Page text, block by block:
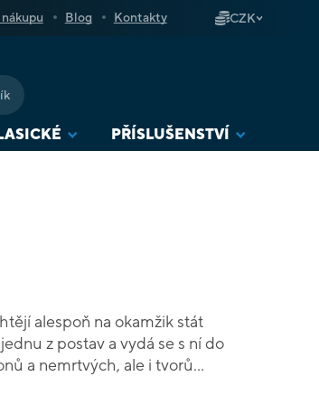
Blog Kontakty CZK
NÁKUPNÍ
KOŠÍK
PŘÍSLUŠENSTVÍ
alespoň na okamžik stát
z postav a vydá se s ní do
a nemrtvých, ale i tvorů
Jak hráč prochází